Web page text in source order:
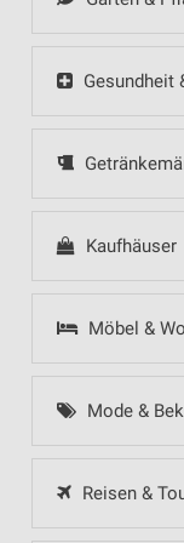
Gesundheit
Kaufhäuser
Möbel &
Mode &
Reisen &